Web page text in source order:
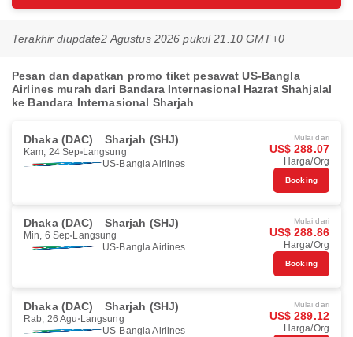
Terakhir diupdate2 Agustus 2026 pukul 21.10 GMT+0
Pesan dan dapatkan promo tiket pesawat US-Bangla
Airlines murah dari Bandara Internasional Hazrat Shahjalal
ke Bandara Internasional Sharjah
Dhaka (DAC) Sharjah (SHJ)
Kam, 24 Sep Langsung
US-Bangla Airlines
Mulai dari
US$ 288.07
Harga/Org
Booking
Dhaka (DAC) Sharjah (SHJ)
Min, 6 Sep Langsung
US-Bangla Airlines
Mulai dari
US$ 288.86
Harga/Org
Booking
Dhaka (DAC) Sharjah (SHJ)
Rab, 26 Agu Langsung
US-Bangla Airlines
Mulai dari
US$ 289.12
Harga/Org